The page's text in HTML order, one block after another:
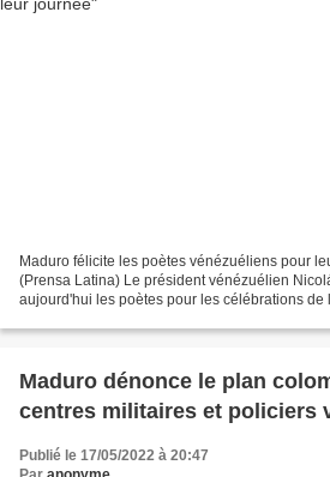
Maduro félicite les poètes vénézuéliens pour
(Prensa Latina) Le président vénézuélien
aujourd'hui les poètes pour les célébrations
Maduro dénonce le plan
centres militaires et policiers
Publié le 17/05/2022 à 20:47